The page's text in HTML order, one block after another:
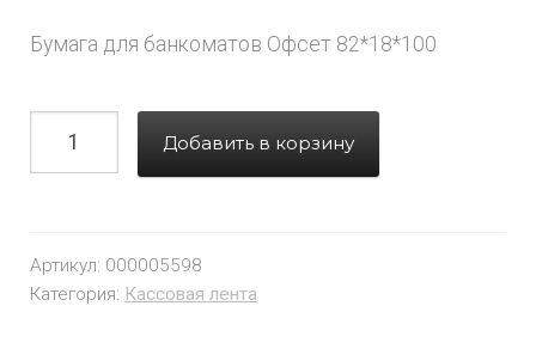
Бумага для банкоматов Офсет 82*18*100
Добавить в корзину
Артикул: 000005598
Категория: Кассовая лента